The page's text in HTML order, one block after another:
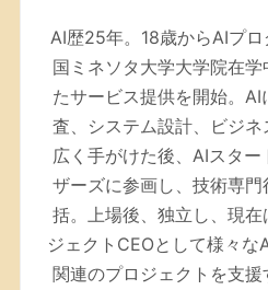
AI歴25年。 18歳からAIプ
国ミネソタ大学大学院在
たサービス提供を開始。
査、システム設計、ビジ
広く手がけた後、AIスタ
ザーズに参画し、技術専
括。上場後、独立し、現
ジェクトCEOとして様々
関連のプロジェクトを支援